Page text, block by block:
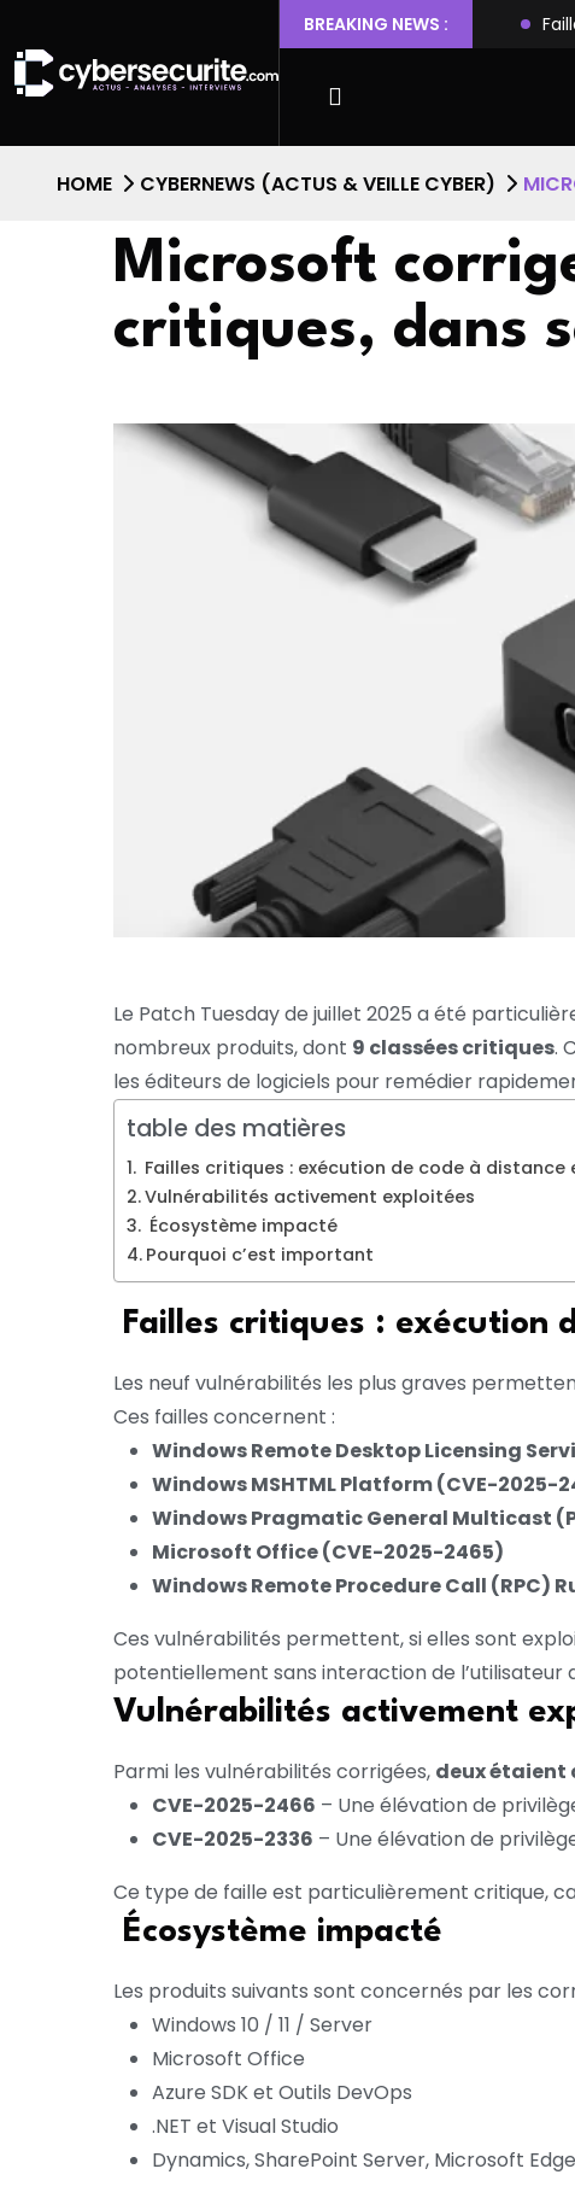
BREAKING NEWS :
permettant l’escalade de privilèges et l’accès root Faille
HOME CYBERNEWS (ACTUS & VEILLE CYBER)
Microsoft
critiques, dans
Le Patch Tuesday de juillet 2025 a été
nombreux produits, dont 9 classées critiques.
les éditeurs de logiciels pour remédier
table des matières
Failles critiques : exécution de code à distance
Vulnérabilités activement exploitées
Écosystème impacté
Pourquoi c’est important
Failles critiques : exécution
Les neuf vulnérabilités les plus graves
Ces failles concernent :
Windows Remote Desktop Licensing
Windows MSHTML Platform (CVE-2025-
Windows Pragmatic General Multicast
Microsoft Office (CVE-2025-2465)
Windows Remote Procedure Call (RPC)
Ces vulnérabilités permettent, si elles sont
potentiellement sans interaction de l’utilisateur
Vulnérabilités activement
Parmi les vulnérabilités corrigées, deux étaient
CVE-2025-2466 – Une élévation de
CVE-2025-2336 – Une élévation de
Ce type de faille est particulièrement critique,
Écosystème impacté
Les produits suivants sont concernés par les
Windows 10 / 11 / Server
Microsoft Office
Azure SDK et Outils DevOps
.NET et Visual Studio
Dynamics, SharePoint Server, Microsoft